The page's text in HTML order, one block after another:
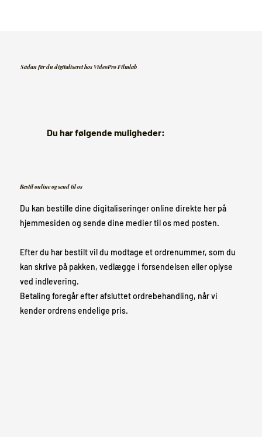
Sådan får du digitaliseret hos VideoPro Filmlab
Du har følgende muligheder:
Bestil online og send til os
Du kan bestille dine digitaliseringer online direkte her på
hjemmesiden og sende dine medier til os med posten.
Efter du har bestilt vil du modtage et ordrenummer, som du
kan skrive på pakken, vedlægge i forsendelsen eller oplyse
ved indlevering.
Betaling foregår efter afsluttet ordrebehandling, når vi
kender ordrens endelige pris.